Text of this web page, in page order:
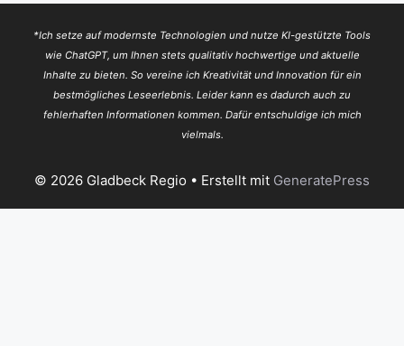
*Ich setze auf modernste Technologien und nutze KI-gestützte Tools
wie ChatGPT, um Ihnen stets qualitativ hochwertige und aktuelle
Inhalte zu bieten. So vereine ich Kreativität und Innovation für ein
bestmögliches Leseerlebnis. Leider kann es dadurch auch zu
fehlerhaften Informationen kommen. Dafür entschuldige ich mich
vielmals.
© 2026 Gladbeck Regio • Erstellt mit GeneratePress